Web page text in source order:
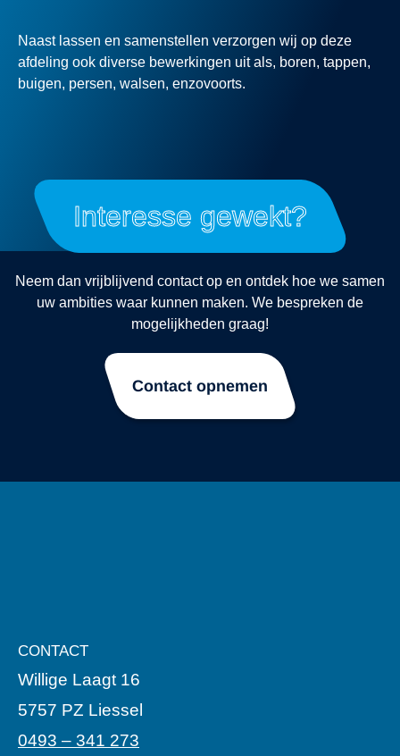
Naast lassen en samenstellen verzorgen wij op deze
afdeling ook diverse bewerkingen uit als, boren, tappen,
buigen, persen, walsen, enzovoorts.
Interesse gewekt?
Neem dan vrijblijvend contact op en ontdek hoe we samen
uw ambities waar kunnen maken. We bespreken de
mogelijkheden graag!
Contact opnemen
CONTACT
Willige Laagt 16
5757 PZ Liessel
0493 – 341 273